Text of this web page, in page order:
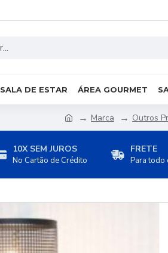
SALA DE ESTAR ÁREA GOURMET
Marca Outros
10X SEM JUROS
No Cartão de Crédito
FRETE
Para todo